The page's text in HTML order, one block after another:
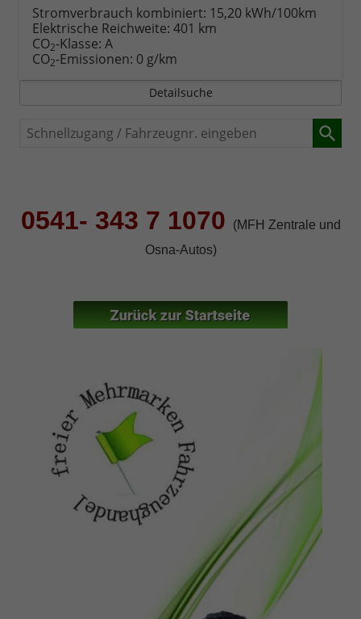
Stromverbrauch kombiniert: 15,20 kWh/100km
Elektrische Reichweite: 401 km
CO2-Klasse: A
CO2-Emissionen: 0 g/km
Detailsuche
Schnellzugang
0541- 343 7 1070
(MFH Zentrale und
Osna-Autos)